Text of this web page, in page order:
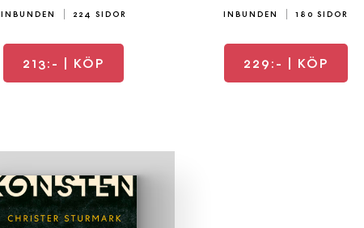
INBUNDEN 224 SIDOR
213:- | KÖP
INBUNDEN 180 SIDOR
229:- | KÖP